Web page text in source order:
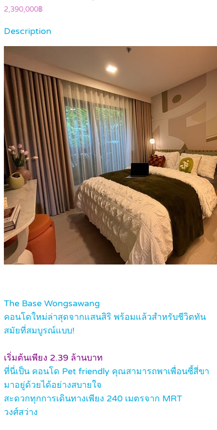
2,390,000฿
Description
The Base Wongsawang
คอนโดใหม่ล่าสุดจากแสนสิริ พร้อมแล้วสำหรับชีวิตทัน
สมัยที่สมบูรณ์แบบ!
เริ่มต้นเพียง 2.39 ล้านบาท
ที่นี่เป็น คอนโด Pet friendly คุณสามารถพาเพื่อนซี้สี่ขา
มาอยู่ด้วยได้อย่างสบายใจ
สะดวกทุกการเดินทางเพียง 240 เมตรจาก MRT
วงศ์สว่าง